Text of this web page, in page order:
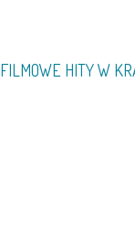
FILMOWE HITY W